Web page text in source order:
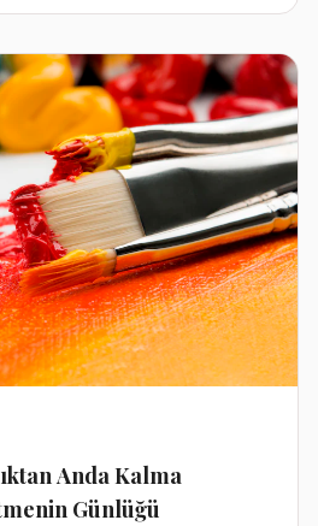
Anda Kalma
Günlüğü